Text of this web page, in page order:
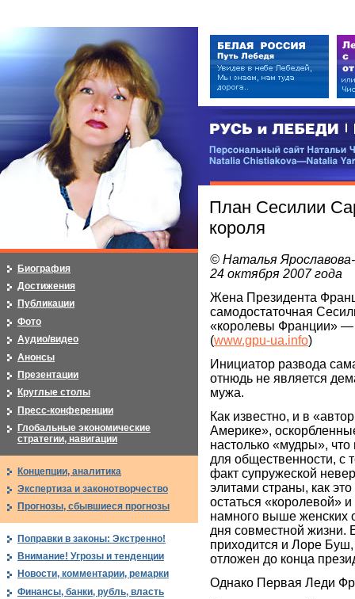
РУСЬ и ЛЕБЕДИ | RUSI —
Персональный сайт Натальи
План Сесилии
короля
© Наталья
24 октября 2007 года
Жена Президента
самодостаточная
«королевы Франции» —
(www.gpu-ua.info)
Инициатор развода
отнюдь не является
мужа.
Как известно, и в
Америке»,
настолько «мудры»,
для общественности, с
факт супружеской
элитами страны, как
остаться «королевой»
намного выше женских
дня совместной жизни.
приходится и Лоре
отложен до конца
Однако Первая Леди
Биография
Достижения
Публикации
Фото
Аудио/видео
Анонсы
Презентации
Круглые столы
Пресс-конференции
Глобальные экономические
стратегии, навигации
Концепции, аналитика
Экспертиза и законотворчество
Прогнозы, сбывшиеся прогнозы
Поправки в законы: Экстренно!
Внимание! Угрозы и тенденции
Новости, комментарии, ремарки
Финансы, банки, рубль, власть